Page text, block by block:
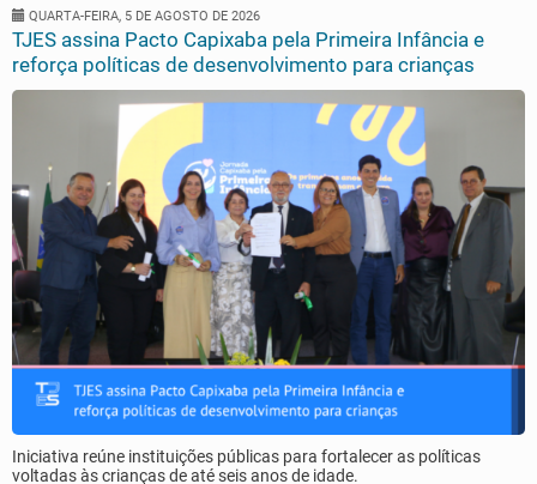
QUARTA-FEIRA, 5 DE AGOSTO DE 2026
TJES assina Pacto Capixaba pela Primeira Infância e
reforça políticas de desenvolvimento para crianças
Iniciativa reúne instituições públicas para fortalecer as políticas
voltadas às crianças de até seis anos de idade.